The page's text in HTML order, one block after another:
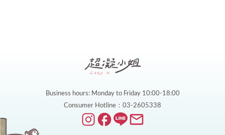
Business hours: Monday to Friday 10:00-18:00
Consumer Hotline：03-2605338